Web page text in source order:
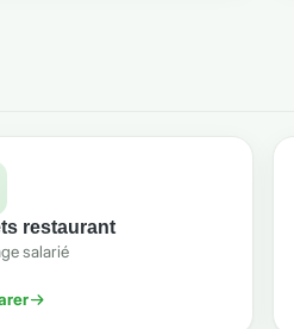
restaurant
salarié